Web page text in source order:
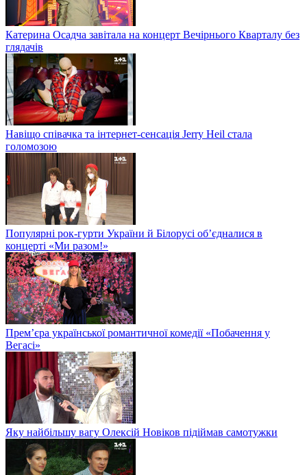
Катерина Осадча завітала на концерт Вечірнього Кварталу без
глядачів
Навіщо співачка та інтернет-сенсація Jerry Heil стала
голомозою
Популярні рок-гурти України й Білорусі об’єдналися в
концерті «Ми разом!»
Прем’єра української романтичної комедії «Побачення у
Вегасі»
Яку найбільшу вагу Олексій Новіков підіймав самотужки